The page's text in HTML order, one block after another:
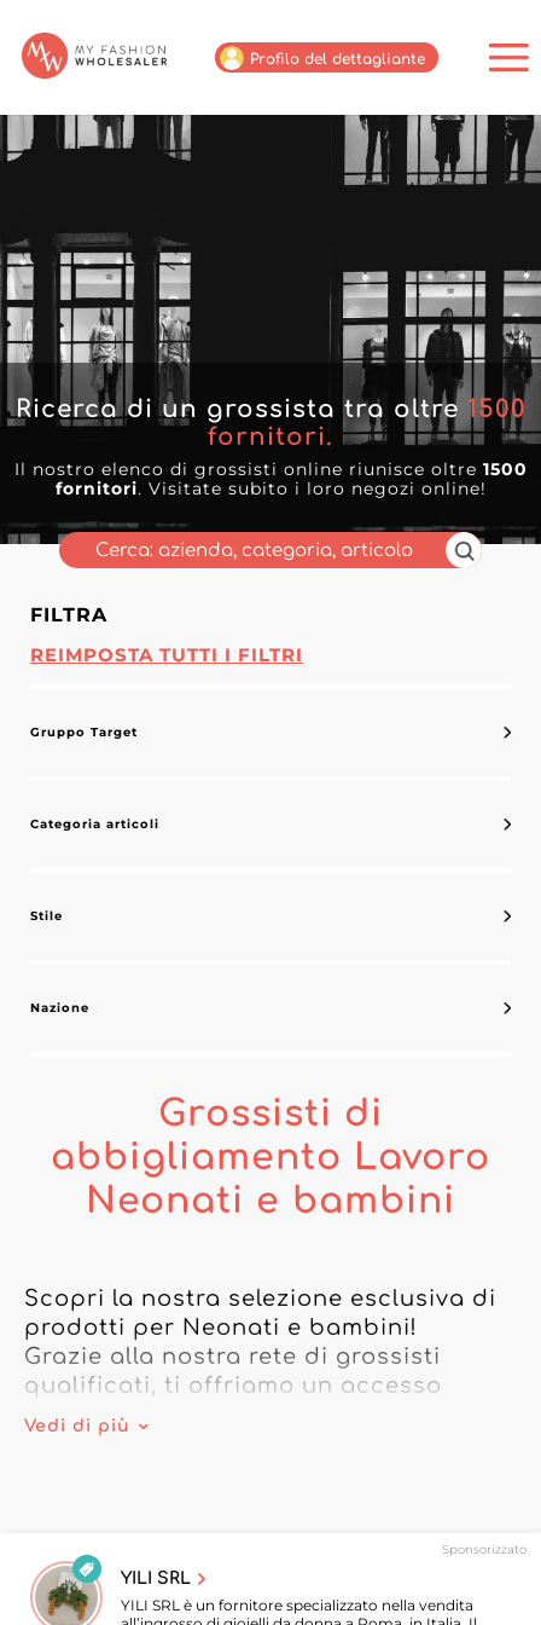
Profilo del dettagliante
Ricerca di un grossista tra oltre 1500
fornitori.
Il nostro elenco di grossisti online riunisce oltre 1500
fornitori. Visitate subito i loro negozi online!
FILTRA
REIMPOSTA TUTTI I FILTRI
Gruppo Target
Categoria articoli
Stile
Nazione
Grossisti di
abbigliamento Lavoro
Neonati e bambini
Scopri la nostra selezione esclusiva di
prodotti per Neonati e bambini!
Grazie alla nostra rete di grossisti
qualificati, ti offriamo un accesso
privilegiato ai migliori marchi.
accessori alla moda più recenti
all'abbigliamento indispensabile,
abbiamo ciò di cui hai bisogno per
Vedi di più
Sponsorizzato
YILI SRL
YILI SRL è un fornitore specializzato nella vendita